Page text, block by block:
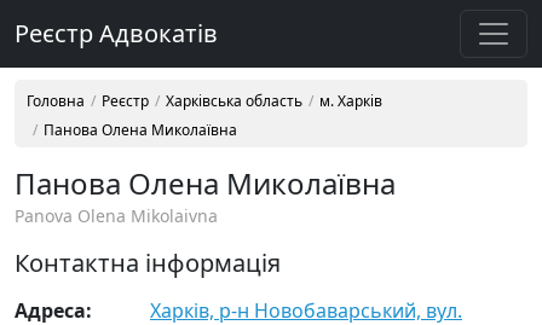
Реєстр Адвокатів
Головна Реєстр Харківська область
м. Харків
Панова Олена Миколаївна
Панова Олена Миколаївна
Panova Olena Mikolaivna
Контактна інформація
Адреса:
Харків, р-н Новобаварський, вул.